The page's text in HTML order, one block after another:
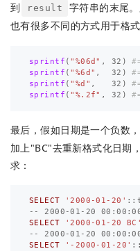
到
result 字符串的末尾
也有很多不同的方式用于格式
sprintf ( "%06d" , 32 )
sprintf ( "%6d" , 32 )
sprintf ( "%d" , 32 )
sprintf ( "%.2f" , 32 )
最后，假如日期是一个负数，
加上"BC"去重新格式化日期
求：
SELECT '2000-01-20' ::
--
2000 -01 - 20 00 :00 :
SELECT
'2000-01-20 BC'
--
2000 -01 - 20 00 :00 :
SELECT
'-2000-01-20'